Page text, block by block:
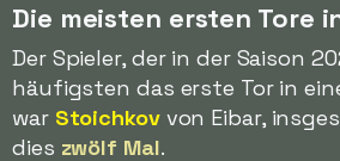
Die meisten ersten Tore
Der Spieler, der in der Saison
häufigsten das erste Tor in
war Stoichkovvon Eibar,
dies zwölf Mal.